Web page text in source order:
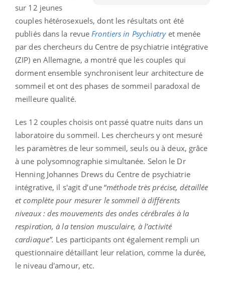
sur 12 jeunes
couples hétérosexuels, dont les résultats ont été
publiés dans la revue Frontiers in Psychiatryet menée
par des chercheurs du Centre de psychiatrie intégrative
(ZIP) en Allemagne, a montré que les couples qui
dorment ensemble synchronisent leur architecture de
sommeil et ont des phases de sommeil paradoxal de
meilleure qualité.
Les 12 couples choisis ont passé quatre nuits dans un
laboratoire du sommeil. Les chercheurs y ont mesuré
les paramètres de leur sommeil, seuls ou à deux, grâce
à une polysomnographie simultanée. Selon le Dr
Henning Johannes Drews du Centre de psychiatrie
intégrative, il s'agit d’une “méthode très précise, détaillée
et complète pour mesurer le sommeil à différents
niveaux : des mouvements des ondes cérébrales à la
respiration, à la tension musculaire, à l’activité
cardiaque”. Les participants ont également rempli un
questionnaire détaillant leur relation, comme la durée,
le niveau d'amour, etc.